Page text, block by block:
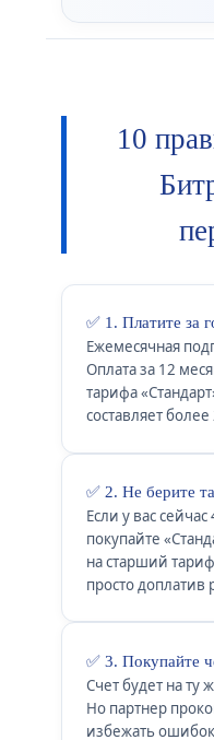
10
✅ 1. Платите за
Ежемесячная
Оплата за 12
тарифа
составляет
✅ 2. Не берите
Если у вас
покупайте
на старший
просто доплатив
✅ 3. Покупайте
Счет будет на ту
Но партнер
избежать ошибок